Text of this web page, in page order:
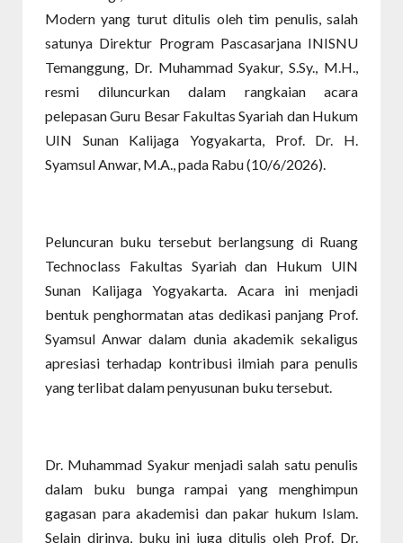
Modern yang turut ditulis oleh tim penulis, salah
satunya Direktur Program Pascasarjana INISNU
Temanggung, Dr. Muhammad Syakur, S.Sy., M.H.,
resmi diluncurkan dalam rangkaian acara
pelepasan Guru Besar Fakultas Syariah dan Hukum
UIN Sunan Kalijaga Yogyakarta, Prof. Dr. H.
Syamsul Anwar, M.A., pada Rabu (10/6/2026).
Peluncuran buku tersebut berlangsung di Ruang
Technoclass Fakultas Syariah dan Hukum UIN
Sunan Kalijaga Yogyakarta. Acara ini menjadi
bentuk penghormatan atas dedikasi panjang Prof.
Syamsul Anwar dalam dunia akademik sekaligus
apresiasi terhadap kontribusi ilmiah para penulis
yang terlibat dalam penyusunan buku tersebut.
Dr. Muhammad Syakur menjadi salah satu penulis
dalam buku bunga rampai yang menghimpun
gagasan para akademisi dan pakar hukum Islam.
Selain dirinya, buku ini juga ditulis oleh Prof. Dr.